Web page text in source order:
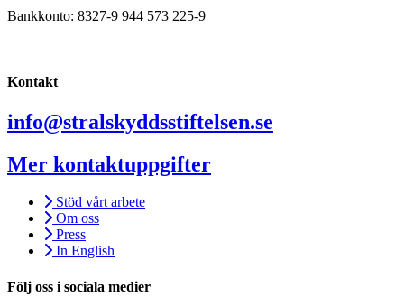
Bankkonto: 8327-9 944 573 225-9
Kontakt
info@stralskyddsstiftelsen.se
Mer kontaktuppgifter
Stöd vårt arbete
Om oss
Press
In English
Följ oss i sociala medier